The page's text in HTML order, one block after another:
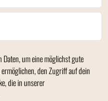
um eine möglichst gute
den Zugriff auf dein
die in unserer